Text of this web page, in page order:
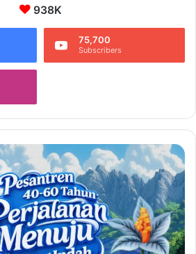
938K
75,700
Subscribers